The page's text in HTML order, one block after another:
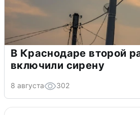
В Краснодаре второй
включили сирену
8 августа 302